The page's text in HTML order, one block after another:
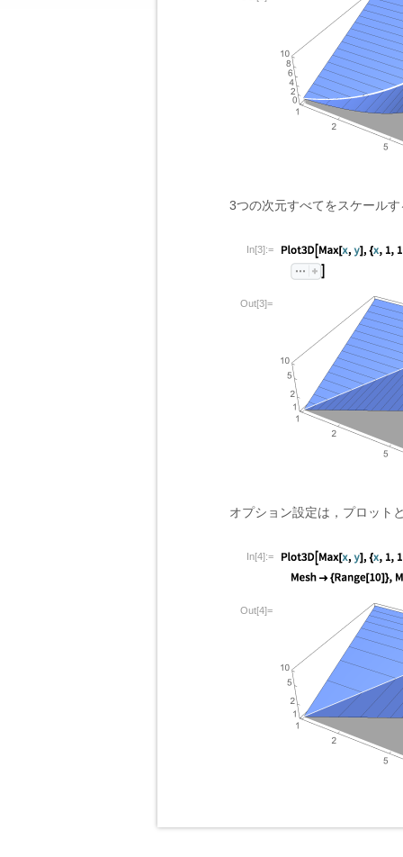
3つの次元すべてをスケールす
In[3]:=
Out[3]=
オプション設定は，プロット
In[4]:=
Out[4]=